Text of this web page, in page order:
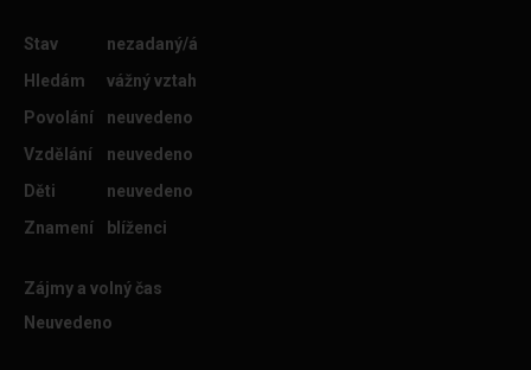
Stav
nezadaný/á
Hledám
vážný vztah
Povolání
neuvedeno
Vzdělání
neuvedeno
Děti
neuvedeno
Znamení
blíženci
Zájmy a volný čas
Neuvedeno